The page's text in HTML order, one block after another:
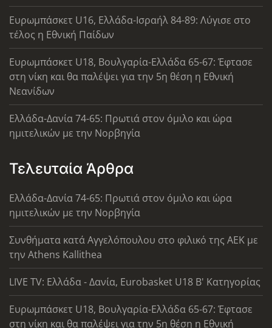
Ευρωμπάσκετ U16, Ελλάδα-Ισραήλ 84-89: Λύγισε στο
τέλος η Εθνική Παίδων
Ευρωμπάσκετ U18, Βουλγαρία-Ελλάδα 65-67: Έφτασε
στη νίκη και θα παλέψει για την 5η θέση η Εθνική
Νεανίδων
Ελλάδα-Δανία 74-65: Πρωτιά στον όμιλο και ώρα
ημιτελικών με την Νορβηγία
Τελευταία Άρθρα
Ελλάδα-Δανία 74-65: Πρωτιά στον όμιλο και ώρα
ημιτελικών με την Νορβηγία
Συνθήματα κατά Αγγελόπουλου στο φιλικό της ΑΕΚ με
την Athens Kallithea
LIVE TV: Ελλάδα - Δανία, Eurobasket U18 Β' Κατηγορίας
Ευρωμπάσκετ U18, Βουλγαρία-Ελλάδα 65-67: Έφτασε
στη νίκη και θα παλέψει για την 5η θέση η Εθνική